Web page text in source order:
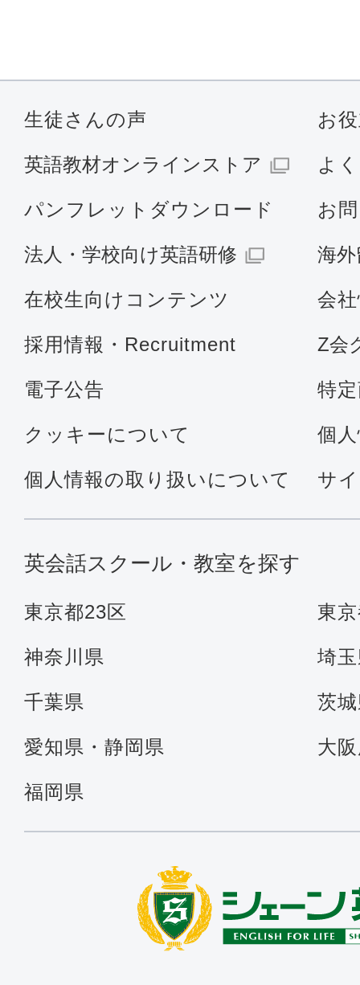
生徒さんの声 お
英語教材オンラインストア よ
パンフレットダウンロード お
法人・学校向け英語研修 海
在校生向けコンテンツ 会
採用情報・Recruitment Z会
電子公告 特
クッキーについて 個
個人情報の取り扱いについて サ
英会話スクール・教室を探す
東京都23区 東
神奈川県 埼
千葉県 茨
愛知県・静岡県 大
福岡県